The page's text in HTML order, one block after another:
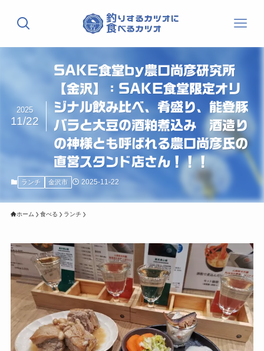
SAKE食堂by農口尚彦研究所
【金沢】：SAKE食堂限定オリ
ジナル飲み比べ、肴盛り、能登豚
バラと大豆の酒粕煮込み 酒造り
の神様とも呼ばれる農口尚彦氏の
直営スタンド店さん！！！
2025
11/22
ランチ 金沢市 2025-11-22
ホーム 食べる ランチ